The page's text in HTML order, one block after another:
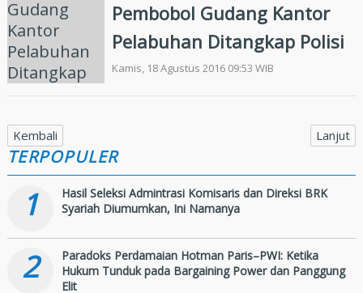
Pembobol Gudang Kantor
Pelabuhan Ditangkap Polisi
Kamis, 18 Agustus 2016 09:53 WIB
Kembali Lanjut
TERPOPULER
1
Hasil Seleksi Admintrasi Komisaris dan Direksi BRK
Syariah Diumumkan, Ini Namanya
2
Paradoks Perdamaian Hotman Paris–PWI: Ketika
Hukum Tunduk pada Bargaining Power dan Panggung
Elit